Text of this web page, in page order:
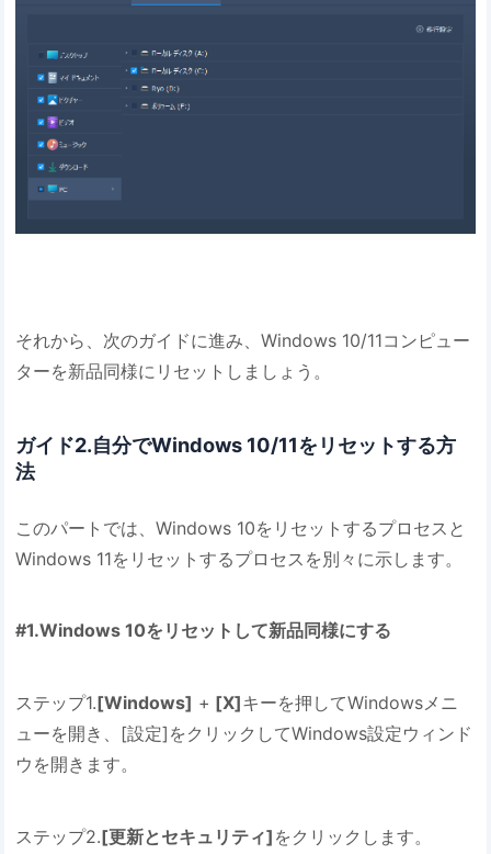
それから、次のガイドに進み、Windows 10/11コンピュー
ターを新品同様にリセットしましょう。
ガイド2.自分でWindows 10/11をリセットする方
法
このパートでは、Windows 10をリセットするプロセスと
Windows 11をリセットするプロセスを別々に示します。
#1.Windows 10をリセットして新品同様にする
ステップ1.[Windows] + [X]キーを押してWindowsメニ
ューを開き、[設定]をクリックしてWindows設定ウィンド
ウを開きます。
ステップ2.[更新とセキュリティ] をクリックします。